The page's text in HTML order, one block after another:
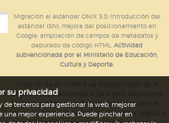
Migración al estándar ONIX 3.0; introducción del
estándar ISNI; mejora del posicionamiento en
Google; ampliación de campos de metadatos y
depurado de código HTML.Actividad
subvencionada por el Ministerio de Educación,
Cultura y Deporte.
página web de ediciones Siruela para dispositivos
móviles en todos sus formatos para impulsar la
comercialización de contenidos culturales legales e
su privacidad
de terceros para gestionar la web, mejorar
una mejor experiencia. Puede pinchar en